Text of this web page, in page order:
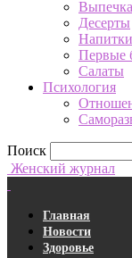
Выпечка
Десерты
Напитки
Первые
Салаты
Психология
Поиск
Женский журнал
Главная
Новости
Здоровье